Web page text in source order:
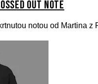
Out Note
notou od Martina